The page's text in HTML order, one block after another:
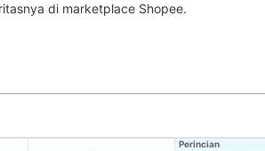
di marketplace Shopee.
Perincian